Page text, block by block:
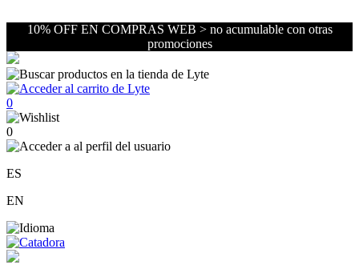
10% OFF EN COMPRAS WEB > no acumulable con otras
promociones
0
0
ES
EN